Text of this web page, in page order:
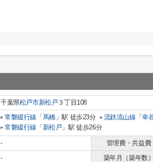
千葉県松戸市新松戸 ３丁目108
常磐緩行線 「 馬橋」駅 徒歩23分 流鉄流山線 「幸
常磐緩行線 「 新松戸 」駅 徒歩26分
- 管理費・共益費
- 築年月（築年数）